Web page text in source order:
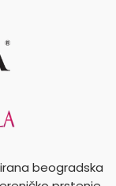
beogradska